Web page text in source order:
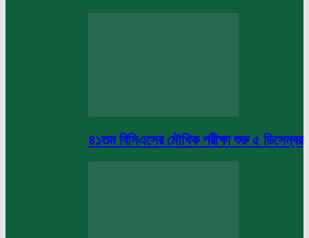
৪১তম বিসিএসের মৌখিক পরীক্ষা শুরু ৫ ডিসেম্বর